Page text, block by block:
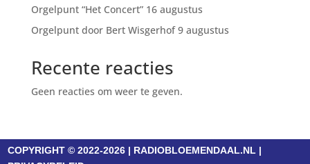
Orgelpunt “Het Concert” 16 augustus
Orgelpunt door Bert Wisgerhof 9 augustus
Recente reacties
Geen reacties om weer te geven.
COPYRIGHT © 2022-2026 | RADIOBLOEMENDAAL.NL |